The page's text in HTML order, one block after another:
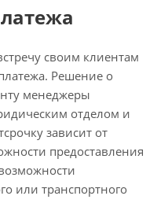
своим клиентам
Решение о
менеджеры
отделом и
зависит от
предоставления
или транспортного